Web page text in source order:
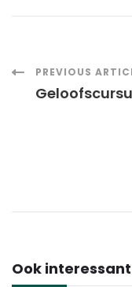
Post
PREVIOUS
Ook